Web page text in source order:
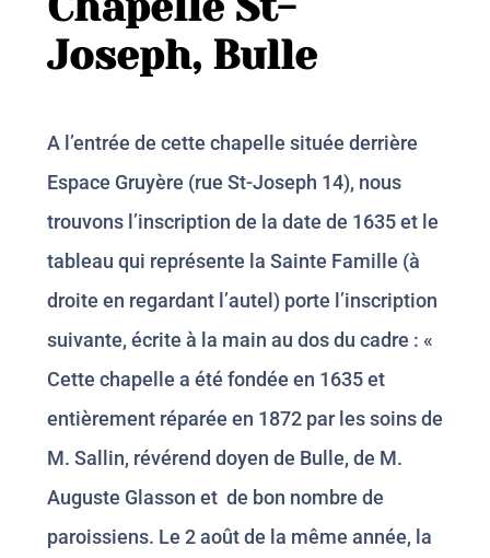
Joseph, Bulle
A l’entrée de cette chapelle située derrière
Espace Gruyère (rue St-Joseph 14), nous
trouvons l’inscription de la date de 1635 et le
tableau qui représente la Sainte Famille (à
droite en regardant l’autel) porte l’inscription
suivante, écrite à la main au dos du cadre : «
Cette chapelle a été fondée en 1635 et
entièrement réparée en 1872 par les soins de
M. Sallin, révérend doyen de Bulle, de M.
Auguste Glasson et de bon nombre de
paroissiens. Le 2 août de la même année, la